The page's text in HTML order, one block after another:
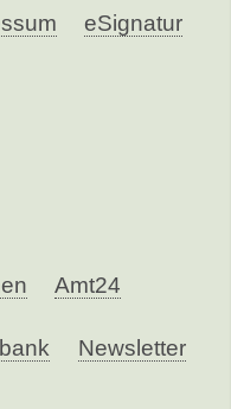
eSignatur
Amt24
Newsletter